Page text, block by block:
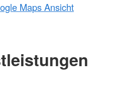
Maps Ansicht